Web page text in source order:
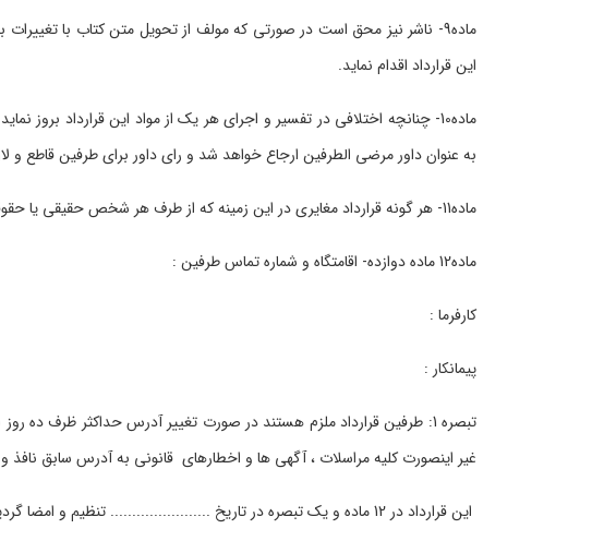
ماده9- ناشر نیز محق است در صورتی که مولف از تحویل متن کتاب با
این قرارداد اقدام نماید.
ماده10- چنانچه اختلافی در تفسیر و اجرای هر یک از مواد این قرارداد
به عنوان داور مرضی الطرفین ارجاع خواهد شد و رای داور برای طرفین قاطع و
ماده11- هر گونه قرارداد مغایری در این زمینه که از طرف هر شخص حقیقی یا حقوقی ابراز گردد باطل و از درجه اعتبار ساقط است.
ماده12 ماده دوازده- اقامتگاه و شماره تماس طرفین :
کارفرما :
پیمانکار :
تبصره 1: طرفین قرارداد ملزم هستند در صورت تغییر آدرس حداکثر ظرف ده
غیر اینصورت کلیه مراسلات ، آگهی ها و اخطارهای قانونی به آدرس سابق نافذ
این قرارداد در 12 ماده و یک تبصره در تاریخ ....................... تنظیم و امضا گردیده و لازم الاجرا است.